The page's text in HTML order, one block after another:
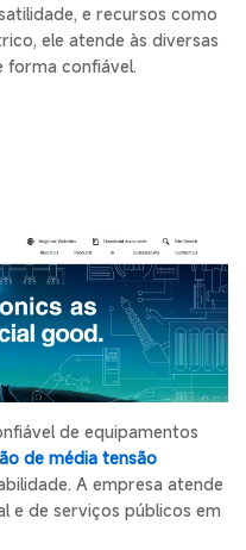
e recursos como
ele atende às diversas
forma confiável.
de equipamentos
de média tensão
A empresa atende
e de serviços públicos em